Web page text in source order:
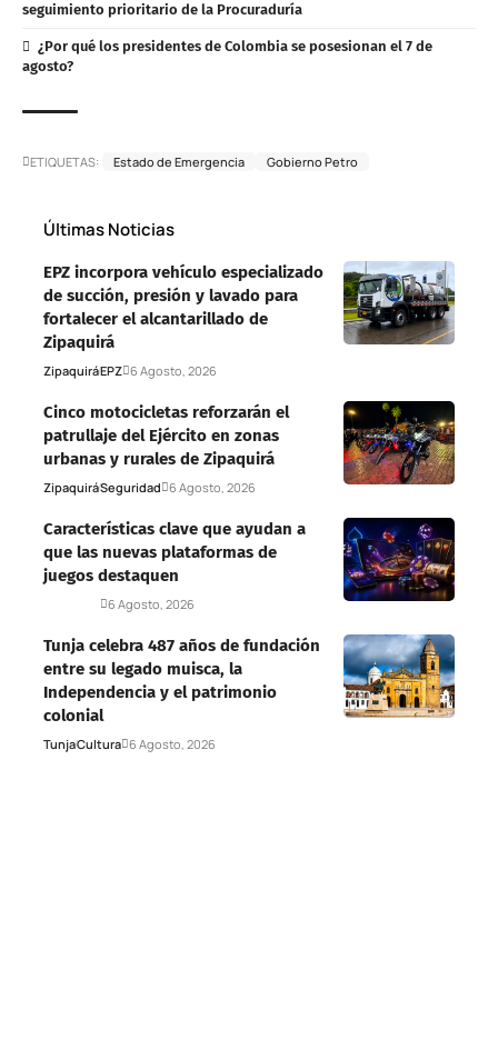
seguimiento prioritario de la Procuraduría
¿Por qué los presidentes de Colombia se posesionan el 7 de
agosto?
ETIQUETAS: Estado de Emergencia Gobierno Petro
Últimas Noticias
EPZ incorpora vehículo especializado
de succión, presión y lavado para
fortalecer el alcantarillado de
Zipaquirá
ZipaquiráEPZ 6 Agosto, 2026
Cinco motocicletas reforzarán el
patrullaje del Ejército en zonas
urbanas y rurales de Zipaquirá
ZipaquiráSeguridad 6 Agosto, 2026
Características clave que ayudan a
que las nuevas plataformas de
juegos destaquen
6 Agosto, 2026
Tunja celebra 487 años de fundación
entre su legado muisca, la
Independencia y el patrimonio
colonial
TunjaCultura 6 Agosto, 2026